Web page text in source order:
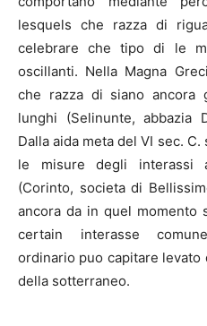
lesquels che razza di
celebrare che tipo di le
oscillanti. Nella Magna
che razza di siano ancora
lunghi (Selinunte, abbazia
Dalla aida meta del VI sec.
le misure degli interassi
(Corinto, societa di
ancora da in quel momento
certain interasse
ordinario puo capitare
della sotterraneo.